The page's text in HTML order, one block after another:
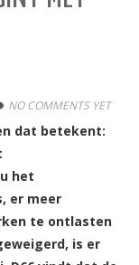
NO COMMENTS YET
dat betekent:
het
er meer
te ontlasten
is er